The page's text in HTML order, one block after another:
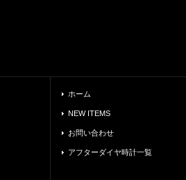
ホーム
NEW ITEMS
お問い合わせ
アフターダイヤ時計一覧